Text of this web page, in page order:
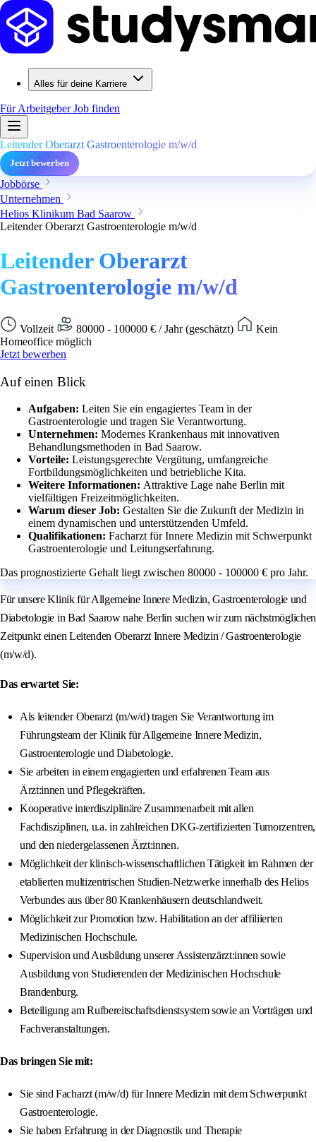
Alles für deine Karriere
Für ArbeitgeberJob finden
Leitender Oberarzt Gastroenterologie m/w/d
Jetzt bewerben
Jobbörse
Unternehmen
Helios Klinikum Bad Saarow
Leitender Oberarzt Gastroenterologie m/w/d
Leitender Oberarzt
Gastroenterologie m/w/d
Vollzeit 80000 - 100000 € / Jahr (geschätzt)
Kein
Homeoffice möglich
Jetzt bewerben
Auf einen Blick
Aufgaben: Leiten Sie ein engagiertes Team in der
Gastroenterologie und tragen Sie Verantwortung.
Unternehmen: Modernes Krankenhaus mit innovativen
Behandlungsmethoden in Bad Saarow.
Vorteile: Leistungsgerechte Vergütung, umfangreiche
Fortbildungsmöglichkeiten und betriebliche Kita.
Weitere Informationen: Attraktive Lage nahe Berlin mit
vielfältigen Freizeitmöglichkeiten.
Warum dieser Job: Gestalten Sie die Zukunft der Medizin in
einem dynamischen und unterstützenden Umfeld.
Qualifikationen: Facharzt für Innere Medizin mit Schwerpunkt
Gastroenterologie und Leitungserfahrung.
Das prognostizierte Gehalt liegt zwischen 80000 - 100000 € pro Jahr.
Für unsere Klinik für Allgemeine Innere Medizin, Gastroenterologie und
Diabetologie in Bad Saarow nahe Berlin suchen wir zum nächstmöglichen
Zeitpunkt einen Leitenden Oberarzt Innere Medizin / Gastroenterologie
(m/w/d).
Das erwartet Sie:
Als leitender Oberarzt (m/w/d) tragen Sie Verantwortung im
Führungsteam der Klinik für Allgemeine Innere Medizin,
Gastroenterologie und Diabetologie.
Sie arbeiten in einem engagierten und erfahrenen Team aus
Ärzt:innen und Pflegekräften.
Kooperative interdisziplinäre Zusammenarbeit mit allen
Fachdisziplinen, u.a. in zahlreichen DKG-zertifizierten Tumorzentren,
und den niedergelassenen Ärzt:innen.
Möglichkeit der klinisch-wissenschaftlichen Tätigkeit im Rahmen der
etablierten multizentrischen Studien-Netzwerke innerhalb des Helios
Verbundes aus über 80 Krankenhäusern deutschlandweit.
Möglichkeit zur Promotion bzw. Habilitation an der affiliierten
Medizinischen Hochschule.
Supervision und Ausbildung unserer Assistenzärzt:innen sowie
Ausbildung von Studierenden der Medizinischen Hochschule
Brandenburg.
Beteiligung am Rufbereitschaftsdienstsystem sowie an Vorträgen und
Fachveranstaltungen.
Das bringen Sie mit:
Sie sind Facharzt (m/w/d) für Innere Medizin mit dem Schwerpunkt
Gastroenterologie.
Sie haben Erfahrung in der Diagnostik und Therapie